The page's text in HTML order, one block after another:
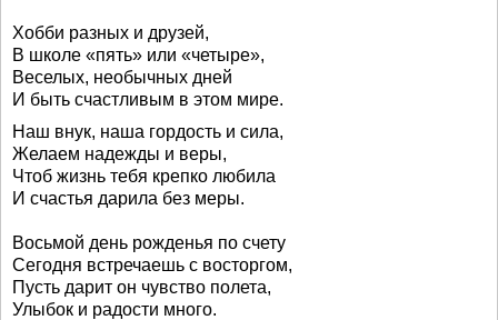
Хобби разных и друзей,
В школе «пять» или «четыре»,
Веселых, необычных дней
И быть счастливым в этом мире.
Наш внук, наша гордость и сила,
Желаем надежды и веры,
Чтоб жизнь тебя крепко любила
И счастья дарила без меры.
Восьмой день рожденья по счету
Сегодня встречаешь с восторгом,
Пусть дарит он чувство полета,
Улыбок и радости много.